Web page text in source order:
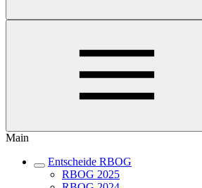
Main
Entscheide RBOG
RBOG 2025